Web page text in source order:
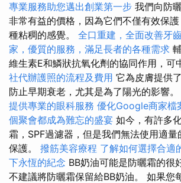
專業服務助您邁出創業第一步 我們向防
非常有益的價格，因為它們不僅有效保
種粘稠的感覺。 全口重建，全面改善牙
家，優質的服務，滿足長者的各種需求
維生素E和鱗狀抗氧化劑的協同作用，可
社代辦護照的流程及費用 它為皮膚提供
防止早期衰老，尤其是為了陽光的影響。
提供專業的眼科服務 優化Google商家檔
個聚會都成為難忘的盛宴 如今，有許多
霜，SPF過濾器，但是我們無法使用適
保護。 撥筋美容療程 了解如何選擇合適
下永恆的紀念 BB奶油可能是防曬霜的很
不建議將防曬霜保留給BB奶油。 如果您